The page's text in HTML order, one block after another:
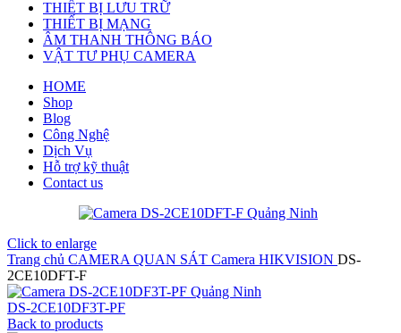
THIẾT BỊ LƯU TRỮ
THIẾT BỊ MẠNG
ÂM THANH THÔNG BÁO
VẬT TƯ PHỤ CAMERA
HOME
Shop
Blog
Công Nghệ
Dịch Vụ
Hỗ trợ kỹ thuật
Contact us
Click to enlarge
Trang chủ CAMERA QUAN SÁT Camera HIKVISION DS-
2CE10DFT-F
DS-2CE10DF3T-PF
Back to products